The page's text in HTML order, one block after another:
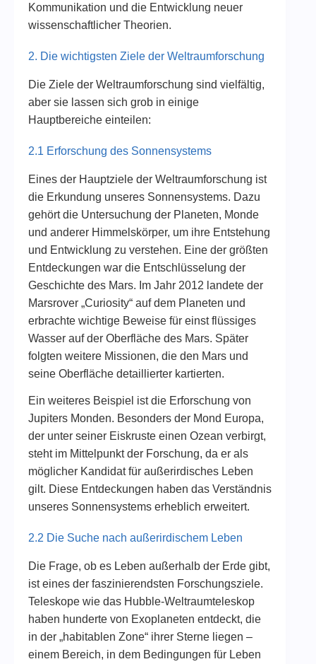
Kommunikation und die Entwicklung neuer
wissenschaftlicher Theorien.
2. Die wichtigsten Ziele der Weltraumforschung
Die Ziele der Weltraumforschung sind vielfältig,
aber sie lassen sich grob in einige
Hauptbereiche einteilen:
2.1 Erforschung des Sonnensystems
Eines der Hauptziele der Weltraumforschung ist
die Erkundung unseres Sonnensystems. Dazu
gehört die Untersuchung der Planeten, Monde
und anderer Himmelskörper, um ihre Entstehung
und Entwicklung zu verstehen. Eine der größten
Entdeckungen war die Entschlüsselung der
Geschichte des Mars. Im Jahr 2012 landete der
Marsrover „Curiosity“ auf dem Planeten und
erbrachte wichtige Beweise für einst flüssiges
Wasser auf der Oberfläche des Mars. Später
folgten weitere Missionen, die den Mars und
seine Oberfläche detaillierter kartierten.
Ein weiteres Beispiel ist die Erforschung von
Jupiters Monden. Besonders der Mond Europa,
der unter seiner Eiskruste einen Ozean verbirgt,
steht im Mittelpunkt der Forschung, da er als
möglicher Kandidat für außerirdisches Leben
gilt. Diese Entdeckungen haben das Verständnis
unseres Sonnensystems erheblich erweitert.
2.2 Die Suche nach außerirdischem Leben
Die Frage, ob es Leben außerhalb der Erde gibt,
ist eines der faszinierendsten Forschungsziele.
Teleskope wie das Hubble-Weltraumteleskop
haben hunderte von Exoplaneten entdeckt, die
in der „habitablen Zone“ ihrer Sterne liegen –
einem Bereich, in dem Bedingungen für Leben